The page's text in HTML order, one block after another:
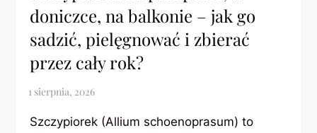
doniczce, na balkonie – jak go
sadzić, pielęgnować i zbierać
przez cały rok?
Szczypiorek (Allium schoenoprasum) to